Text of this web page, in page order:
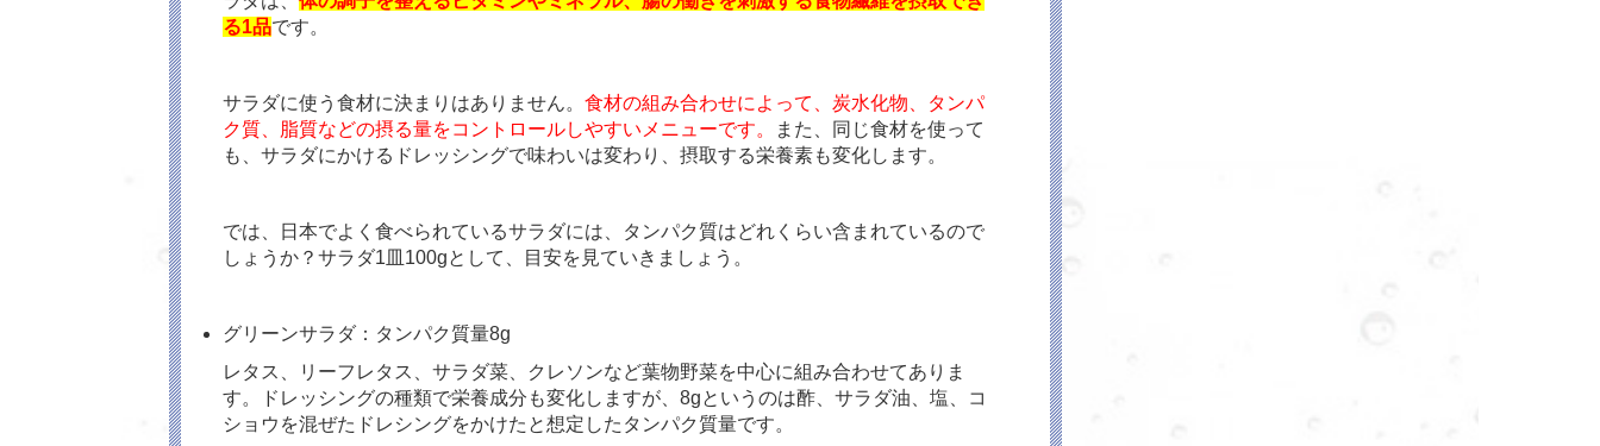
る1品です。
サラダに使う食材に決まりはありません。 食材の組み合わせによって、炭水化物、タンパ
ク質、脂質などの摂る量をコントロールしやすいメニューです。
また、同じ食材を使って
も、サラダにかけるドレッシングで味わいは変わり、摂取する栄養素も変化します。
では、日本でよく食べられているサラダには、タンパク質はどれくらい含まれているので
しょうか？サラダ1皿100gとして、目安を見ていきましょう。
グリーンサラダ：タンパク質量8g
レタス、リーフレタス、サラダ菜、クレソンなど葉物野菜を中心に組み合わせてありま
す。ドレッシングの種類で栄養成分も変化しますが、8gというのは酢、サラダ油、塩、コ
ショウを混ぜたドレシングをかけたと想定したタンパク質量です。